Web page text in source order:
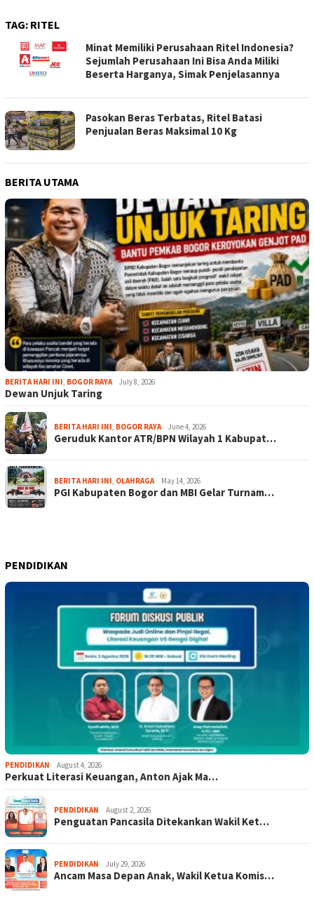
TAG: RITEL
Minat Memiliki Perusahaan Ritel Indonesia?
Sejumlah Perusahaan Ini Bisa Anda Miliki
Beserta Harganya, Simak Penjelasannya
Pasokan Beras Terbatas, Ritel Batasi
Penjualan Beras Maksimal 10 Kg
BERITA UTAMA
BERITA HARI INI, BOGOR RAYA July 8, 2026
Dewan Unjuk Taring
BERITA HARI INI, BOGOR RAYA June 4, 2026
Geruduk Kantor ATR/BPN Wilayah 1 Kabupat…
BERITA HARI INI, OLAHRAGA May 14, 2026
PGI Kabupaten Bogor dan MBI Gelar Turnam…
PENDIDIKAN
PENDIDIKAN August 4, 2026
Perkuat Literasi Keuangan, Anton Ajak Ma…
PENDIDIKAN August 2, 2026
Penguatan Pancasila Ditekankan Wakil Ket…
PENDIDIKAN July 29, 2026
Ancam Masa Depan Anak, Wakil Ketua Komis…